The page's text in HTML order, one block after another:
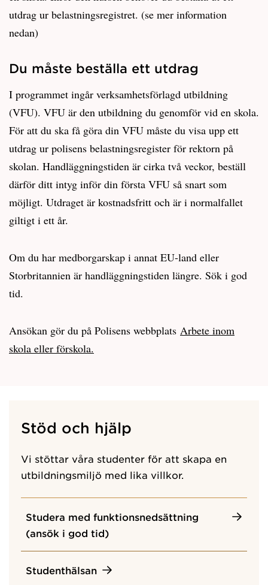
utdrag ur belastningsregistret. (se mer information
nedan)
Du måste beställa ett utdrag
I programmet ingår verksamhetsförlagd utbildning
(VFU). VFU är den utbildning du genomför vid en skola.
För att du ska få göra din VFU måste du visa upp ett
utdrag ur polisens belastningsregister för rektorn på
skolan. Handläggningstiden är cirka två veckor, beställ
därför ditt intyg inför din första VFU så snart som
möjligt. Utdraget är kostnadsfritt och är i normalfallet
giltigt i ett år.
Om du har medborgarskap i annat EU-land eller
Storbritannien är handläggningstiden längre. Sök i god
tid.
Ansökan gör du på Polisens webbplats Arbete inom
skola eller förskola.
Stöd och hjälp
Vi stöttar våra studenter för att skapa en
utbildningsmiljö med lika villkor.
Studera med funktionsnedsättning
(ansök i god tid)
Studenthälsan